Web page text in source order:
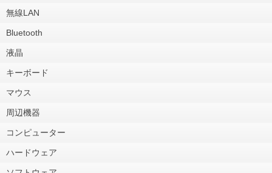
無線LAN
Bluetooth
液晶
キーボード
マウス
周辺機器
コンピューター
ハードウェア